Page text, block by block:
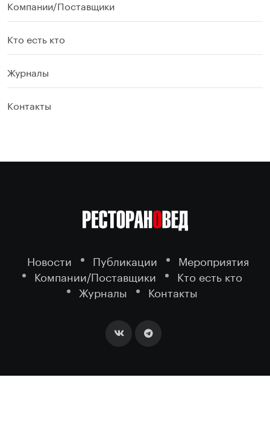
Компании/Поставщики
Кто есть кто
Журналы
Контакты
Новости Публикации
Мероприятия
Компании/Поставщики
Кто есть кто
Журналы
Контакты